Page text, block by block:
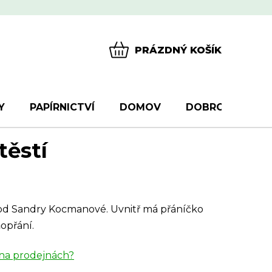
PRÁZDNÝ KOŠÍK
PAPÍRNICTVÍ DOMOV DOBROTY
Sandry Kocmanové. Uvnitř má přáníčko
prodejnách?